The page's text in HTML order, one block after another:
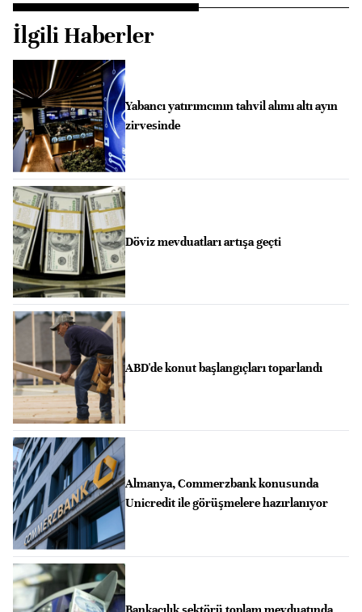
İlgili Haberler
Yabancı yatırımcının tahvil alımı altı ayın
zirvesinde
Döviz mevduatları artışa geçti
ABD'de konut başlangıçları toparlandı
Almanya, Commerzbank konusunda
Unicredit ile görüşmelere hazırlanıyor